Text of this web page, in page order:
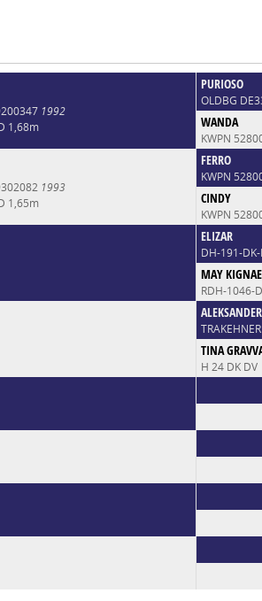
1992
1,68m
PURIOSO
OLDBG
WANDA
KWPN
1993
1,65m
FERRO
KWPN
CINDY
KWPN
ELIZAR
DH-191-
MAY
RDH-1046-
ALEKSANDER
TINA
H 24 DK DV